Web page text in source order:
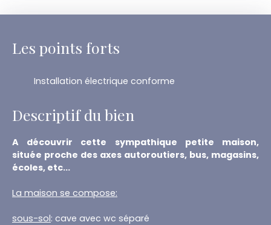
Les points forts
Installation électrique conforme
Descriptif du bien
A découvrir cette sympathique petite maison,
située proche des axes autoroutiers, bus, magasins,
écoles, etc...
La maison se compose:
sous-sol: cave avec wc séparé